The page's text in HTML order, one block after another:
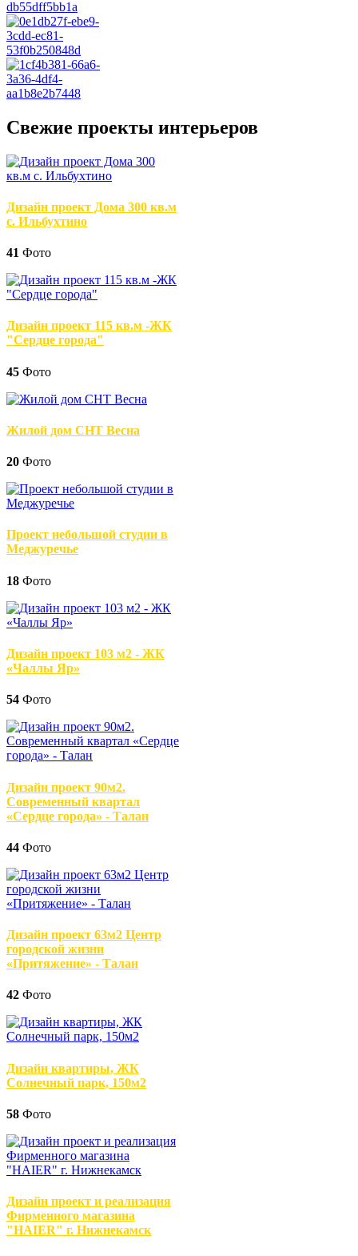
Свежие проекты интерьеров
Дизайн проект Дома 300 кв.м
с. Ильбухтино
41 Фото
Дизайн проект 115 кв.м -ЖК
"Сердце города"
45 Фото
Жилой дом СНТ Весна
20 Фото
Проект небольшой студии в
Меджуречье
18 Фото
Дизайн проект 103 м2 - ЖК
«Чаллы Яр»
54 Фото
Дизайн проект 90м2.
Современный квартал
«Сердце города» - Талан
44 Фото
Дизайн проект 63м2 Центр
городской жизни
«Притяжение» - Талан
42 Фото
Дизайн квартиры, ЖК
Солнечный парк, 150м2
58 Фото
Дизайн проект и реализация
Фирменного магазина
"HAIER" г. Нижнекамск